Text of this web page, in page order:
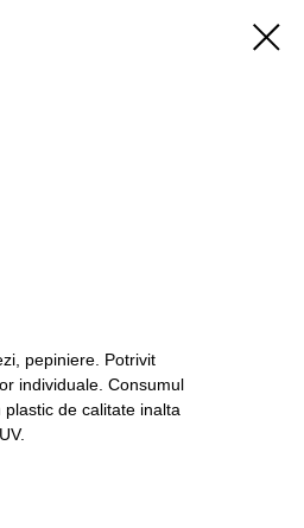
pepiniere. Potrivit
individuale. Consumul
de calitate inalta